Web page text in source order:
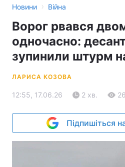
Новини › Війна
Ворог рвався
одночасно:
зупинили штурм
ЛАРИСА КОЗОВА
12:55, 17.06.26 2 хв.
Підпишіться